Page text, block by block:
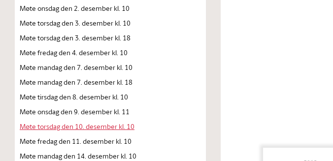
Møte onsdag den 2. desember kl. 10
Møte torsdag den 3. desember kl. 10
Møte torsdag den 3. desember kl. 18
Møte fredag den 4. desember kl. 10
Møte mandag den 7. desember kl. 10
Møte mandag den 7. desember kl. 18
Møte tirsdag den 8. desember kl. 10
Møte onsdag den 9. desember kl. 11
Møte torsdag den 10. desember kl. 10
Møte fredag den 11. desember kl. 10
Møte mandag den 14. desember kl. 10